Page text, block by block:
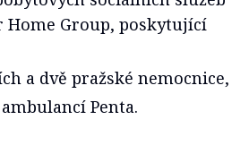
Home Group, poskytující
a dvě pražské nemocnice,
Penta.